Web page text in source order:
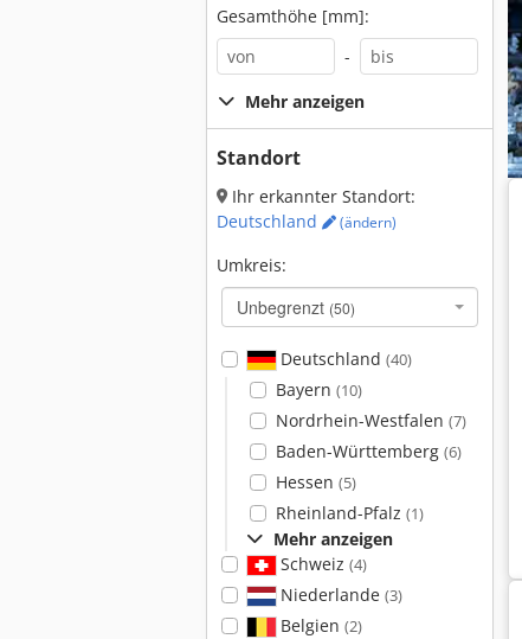
Gesamthöhe [mm]:
-
Mehr anzeigen
Standort
Ihr erkannter Standort:
Deutschland
(ändern)
Umkreis:
Unbegrenzt (50)
Deutschland (40)
Bayern (10)
Nordrhein-Westfalen (7)
Baden-Württemberg (6)
Hessen (5)
Rheinland-Pfalz (1)
Mehr anzeigen
Schweiz (4)
Niederlande (3)
Belgien (2)